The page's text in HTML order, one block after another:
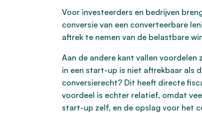
Voor investeerders en bedrijven
conversie van een converteerbare
aftrek te nemen van de belastbare
Aan de andere kant vallen
in een start-up is niet aftrekbaar als
conversierecht? Dit heeft directe
voordeel is echter relatief, omdat
start-up zelf, en de opslag voor het